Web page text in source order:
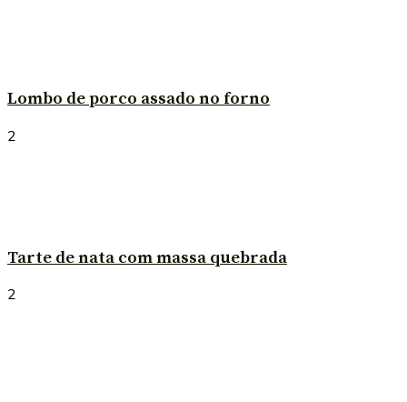
Lombo de porco assado no forno
2
Tarte de nata com massa quebrada
2